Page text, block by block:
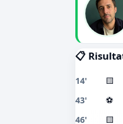
📋
14' 🟨
43' ⚽
46' 🟨